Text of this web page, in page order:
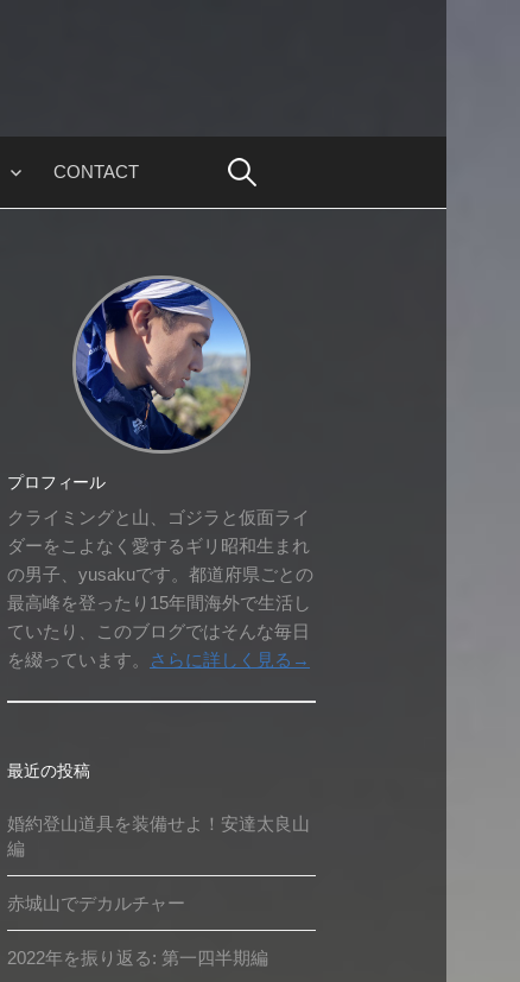
CONTACT
プロフィール
クライミングと山、ゴジラと仮面ライ
ダーをこよなく愛するギリ昭和生まれ
の男子、yusakuです。都道府県ごとの
最高峰を登ったり15年間海外で生活し
ていたり、このブログではそんな毎日
を綴っています。
さらに詳しく見る→
最近の投稿
婚約登山道具を装備せよ！安達太良山
編
赤城山でデカルチャー
2022年を振り返る: 第一四半期編